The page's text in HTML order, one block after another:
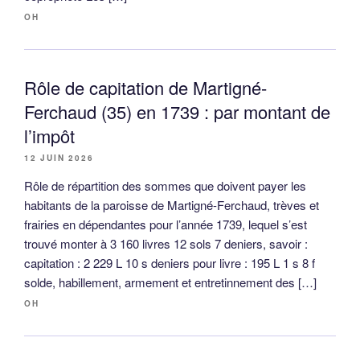
OH
Rôle de capitation de Martigné-
Ferchaud (35) en 1739 : par montant de
l’impôt
12 JUIN 2026
Rôle de répartition des sommes que doivent payer les
habitants de la paroisse de Martigné-Ferchaud, trèves et
frairies en dépendantes pour l’année 1739, lequel s’est
trouvé monter à 3 160 livres 12 sols 7 deniers, savoir :
capitation : 2 229 L 10 s deniers pour livre : 195 L 1 s 8 f
solde, habillement, armement et entretinnement des […]
OH